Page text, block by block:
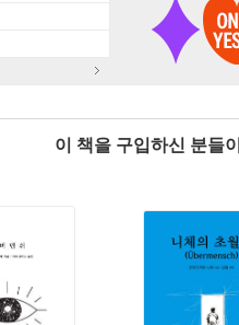
이 책을 구입하신 분들이